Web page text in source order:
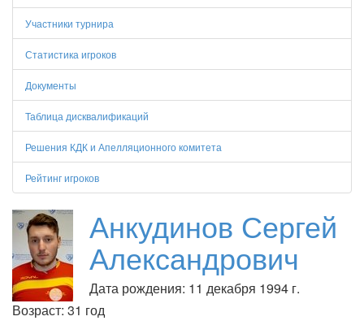
Участники турнира
Статистика игроков
Документы
Таблица дисквалификаций
Решения КДК и Апелляционного комитета
Рейтинг игроков
Анкудинов Сергей
Александрович
Дата рождения: 11 декабря 1994 г.
Возраст: 31 год